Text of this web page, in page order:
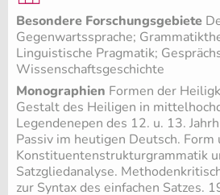
Besondere Forschungsgebiete
Gegenwartssprache;
Linguistische Pragmatik;
Wissenschaftsgeschichte
Monographien Formen der
Gestalt des Heiligen in
Legendenepen des 12. u. 13.
Passiv im heutigen Deutsch.
Konstituentenstrukturgrammatik
Satzgliedanalyse.
zur Syntax des einfachen Satzes.